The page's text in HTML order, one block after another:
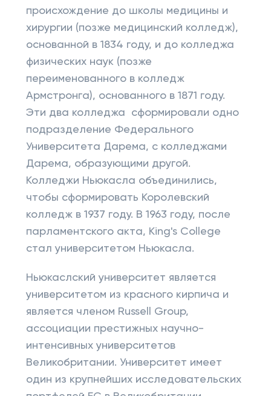
происхождение до школы медицины и
хирургии (позже медицинский колледж),
основанной в 1834 году, и до колледжа
физических наук (позже
переименованного в колледж
Армстронга), основанного в 1871 году.
Эти два колледжа сформировали одно
подразделение Федерального
Университета Дарема, с колледжами
Дарема, образующими другой.
Колледжи Ньюкасла объединились,
чтобы сформировать Королевский
колледж в 1937 году. В 1963 году, после
парламентского акта, King's College
стал университетом Ньюкасла.
Ньюкаслский университет является
университетом из красного кирпича и
является членом Russell Group,
ассоциации престижных научно-
интенсивных университетов
Великобритании. Университет имеет
один из крупнейших исследовательских